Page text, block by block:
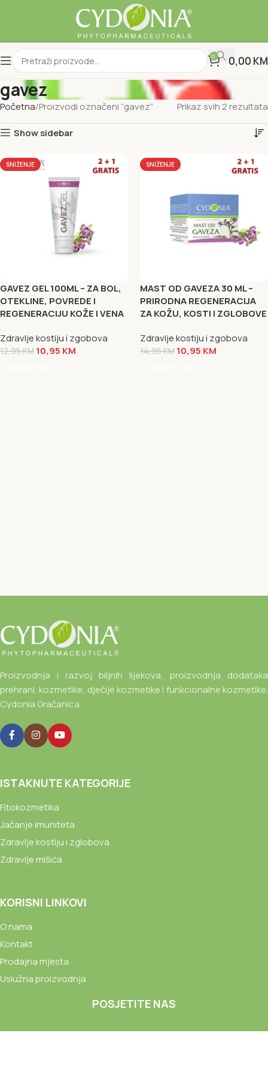
0 0,00 KM
gavez
Početna Proizvodi označeni “gavez” Prikaz svih 2 rezultata
Show sidebar
SNIŽENJE
GAVEZ GEL 100ML – ZA BOL,
OTEKLINE, POVREDE I
REGENERACIJU KOŽE I VENA
Zdravlje kostiju i zgobova
12,95KM 10,95 KM
SNIŽENJE
MAST OD GAVEZA 30 ML –
PRIRODNA REGENERACIJA
ZA KOŽU, KOSTI I ZGLOBOVE
Zdravlje kostiju i zgobova
14,95KM 10,95 KM
Proizvodnja i razvoj biljnih lijekova, proizvodnja dodataka
prehrani, kozmetike, dječije kozmetike i funkcionalne kozmetike.
Cydonia Gračanica.
ISTAKNUTE KATEGORIJE
Fitokozmetika
Jačanje imuniteta
Zdravlje kostiju i zglobova
Zdravlje mišića
KORISNI LINKOVI
O nama
Kontakt
Prodajna mjesta
Uslužna proizvodnja
POSJETITE NAS